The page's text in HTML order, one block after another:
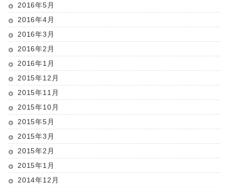
2016年5月
2016年4月
2016年3月
2016年2月
2016年1月
2015年12月
2015年11月
2015年10月
2015年5月
2015年3月
2015年2月
2015年1月
2014年12月